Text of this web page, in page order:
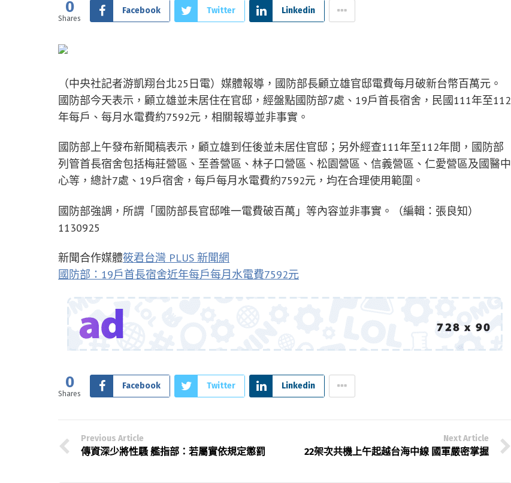
0
Shares
Facebook Twitter Linkedin
（中央社記者游凱翔台北25日電）媒體報導，國防部長顧立雄官邸電費每月破新台幣百萬元。
國防部今天表示，顧立雄並未居住在官邸，經盤點國防部7處、19戶首長宿舍，民國111年至112
年每戶、每月水電費約7592元，相關報導並非事實。
國防部上午發布新聞稿表示，顧立雄到任後並未居住官邸；另外經查111年至112年間，國防部
列管首長宿舍包括梅莊營區、至善營區、林子口營區、松園營區、信義營區、仁愛營區及國醫中
心等，總計7處、19戶宿舍，每戶每月水電費約7592元，均在合理使用範圍。
國防部強調，所謂「國防部長官邸唯一電費破百萬」等內容並非事實。（編輯：張良知）
1130925
新聞合作媒體筱君台灣 PLUS 新聞網
國防部：19戶首長宿舍近年每戶每月水電費7592元
0
Shares
Facebook Twitter Linkedin
Previous Article
傳資深少將性騷 艦指部：若屬實依規定懲罰
Next Article
22架次共機上午起越台海中線 國軍嚴密掌握